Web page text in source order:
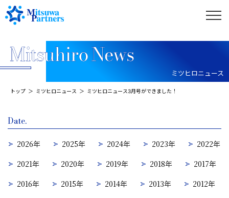
ミツヒロニュース
トップ ミツヒロニュース ミツヒロニュース3月号ができました！
Date.
2026年 2025年 2024年 2023年
2022年
2021年
2020年 2019年 2018年
2017年
2016年
2015年 2014年 2013年
2012年